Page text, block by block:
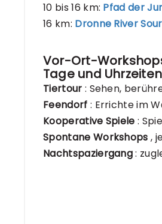
10 bis 16 km: Pfad der
16 km: Dronne River
Vor-Ort-
Tage und Uhrzeiten
Tiertour : Sehen,
Feendorf : Errichte im
Kooperative Spiele :
Spontane Workshops ,
Nachtspaziergang: